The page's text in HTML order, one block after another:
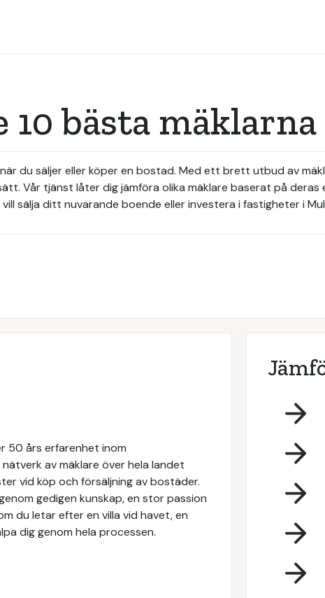
bästa mäklarna
du säljer eller köper en bostad. Med ett brett utbud av
Vår tjänst låter dig jämföra olika mäklare baserat på
sälja ditt nuvarande boende eller investera i fastigheter i
50 års erfarenhet inom
av mäklare över hela landet
vid köp och försäljning av bostäder.
gedigen kunskap, en stor passion
du letar efter en villa vid havet, en
dig genom hela processen.